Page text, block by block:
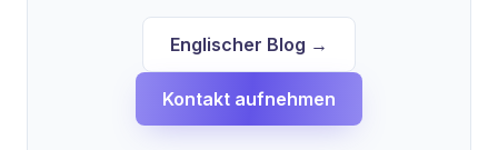
Englischer Blog →
Kontakt aufnehmen